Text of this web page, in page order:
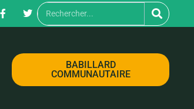
BABILLARD
COMMUNAUTAIRE